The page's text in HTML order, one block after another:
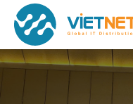
Chuyển
đến
dung